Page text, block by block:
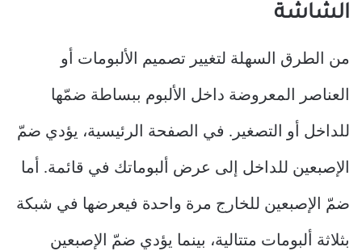
الشاشة
من الطرق السهلة لتغيير تصميم الألبومات أو
العناصر المعروضة داخل الألبوم ببساطة ضمّها
للداخل أو التصغير. في الصفحة الرئيسية، يؤدي ضمّ
الإصبعين للداخل إلى عرض ألبوماتك في قائمة. أما
ضمّ الإصبعين للخارج مرة واحدة فيعرضها في شبكة
بثلاثة ألبومات متتالية، بينما يؤدي ضمّ الإصبعين